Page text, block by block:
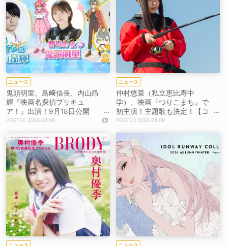
ニュース
鬼頭明里、島﨑信長、内山昂
輝『映画名探偵プリキュ
ア！』出演！9月18日公開
【コメントあり】
2026.08.09
ニュース
仲村悠菜（私立恵比寿中
学）、映画『つりこまち』で
初主演！主題歌も決定！【コ
メントあり】
2026.08.08